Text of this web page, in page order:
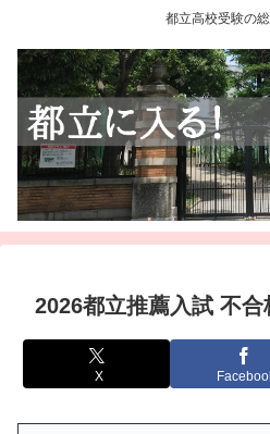
都立高校受験の
2026都立推薦入試 不
X